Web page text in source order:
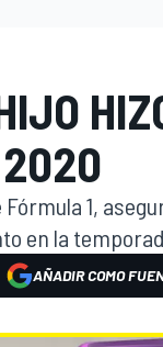
1,
en la
AÑADIR COMO